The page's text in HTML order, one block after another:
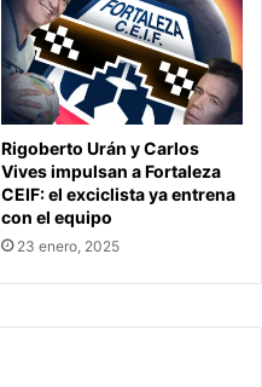
Rigoberto Urán y Carlos
Vives impulsan a Fortaleza
CEIF: el exciclista ya entrena
con el equipo
23 enero, 2025